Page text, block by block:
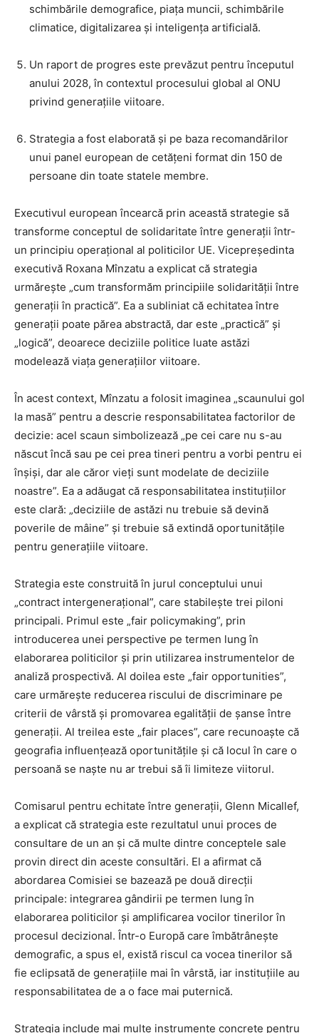
schimbările demografice, piața muncii, schimbările
climatice, digitalizarea și inteligența artificială.
Un raport de progres este prevăzut pentru începutul
anului 2028, în contextul procesului global al ONU
privind generațiile viitoare.
Strategia a fost elaborată și pe baza recomandărilor
unui panel european de cetățeni format din 150 de
persoane din toate statele membre.
Executivul european încearcă prin această strategie să
transforme conceptul de solidaritate între generații într-
un principiu operațional al politicilor UE. Vicepreședinta
executivă Roxana Mînzatu a explicat că strategia
urmărește „cum transformăm principiile solidarității între
generații în practică”. Ea a subliniat că echitatea între
generații poate părea abstractă, dar este „practică” și
„logică”, deoarece deciziile politice luate astăzi
modelează viața generațiilor viitoare.
În acest context, Mînzatu a folosit imaginea „scaunului gol
la masă” pentru a descrie responsabilitatea factorilor de
decizie: acel scaun simbolizează „pe cei care nu s-au
născut încă sau pe cei prea tineri pentru a vorbi pentru ei
înșiși, dar ale căror vieți sunt modelate de deciziile
noastre”. Ea a adăugat că responsabilitatea instituțiilor
este clară: „deciziile de astăzi nu trebuie să devină
poverile de mâine” și trebuie să extindă oportunitățile
pentru generațiile viitoare.
Strategia este construită în jurul conceptului unui
„contract intergenerațional”, care stabilește trei piloni
principali. Primul este „fair policymaking”, prin
introducerea unei perspective pe termen lung în
elaborarea politicilor și prin utilizarea instrumentelor de
analiză prospectivă. Al doilea este „fair opportunities”,
care urmărește reducerea riscului de discriminare pe
criterii de vârstă și promovarea egalității de șanse între
generații. Al treilea este „fair places”, care recunoaște că
geografia influențează oportunitățile și că locul în care o
persoană se naște nu ar trebui să îi limiteze viitorul.
Comisarul pentru echitate între generații, Glenn Micallef,
a explicat că strategia este rezultatul unui proces de
consultare de un an și că multe dintre conceptele sale
provin direct din aceste consultări. El a afirmat că
abordarea Comisiei se bazează pe două direcții
principale: integrarea gândirii pe termen lung în
elaborarea politicilor și amplificarea vocilor tinerilor în
procesul decizional. Într-o Europă care îmbătrânește
demografic, a spus el, există riscul ca vocea tinerilor să
fie eclipsată de generațiile mai în vârstă, iar instituțiile au
responsabilitatea de a o face mai puternică.
Strategia include mai multe instrumente concrete pentru